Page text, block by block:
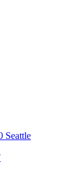
Seattle